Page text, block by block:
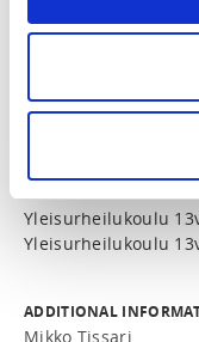
View map
LOCALITY
Yleisurheilukoulu
Yleisurheilukoulu
ADDITIONAL
Mikko Tissari